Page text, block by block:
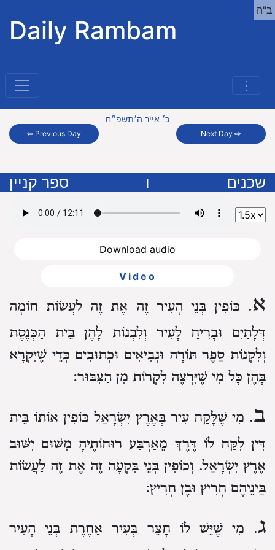
Daily Rambam
⋮
ב"ה
⇦ Previous Day
כ׳ אייר ה׳תשפ״ח
Next Day⇨
שכנים ו ספר קניין
Download audio
Video
א. כּוֹפִין בְּנֵי הָעִיר זֶה אֶת זֶה לַעֲשׂוֹת חוֹמָה
דְּלָתַיִם וּבָרִיחַ לָעִיר וְלִבְנוֹת לָהֶן בֵּית הַכְּנֶסֶת
וְלִקְנוֹת סֵפֶר תּוֹרָה וּנְבִיאִים וּכְתוּבִים כְּדֵי שֶׁיִּקְרָא
בָּהֶן כָּל מִי שֶׁיִּרְצֶה לִקְרוֹת מִן הַצִּבּוּר:
ב. מִי שֶׁלָּקַח עִיר בְּאֶרֶץ יִשְׂרָאֵל כּוֹפִין אוֹתוֹ בֵּית
דִּין לִקַּח לוֹ דֶּרֶךְ מֵאַרְבַּע רוּחוֹתֶיהָ מִשּׁוּם יִשּׁוּב
אֶרֶץ יִשְׂרָאֵל. וְכוֹפִין בְּנֵי בִּקְעָה זֶה אֶת זֶה לַעֲשׂוֹת
בֵּינֵיהֶם חָרִיץ וּבֶן חָרִיץ:
ג. מִי שֶׁיֵּשׁ לוֹ חָצֵר בְּעִיר אַחֶרֶת בְּנֵי הָעִיר